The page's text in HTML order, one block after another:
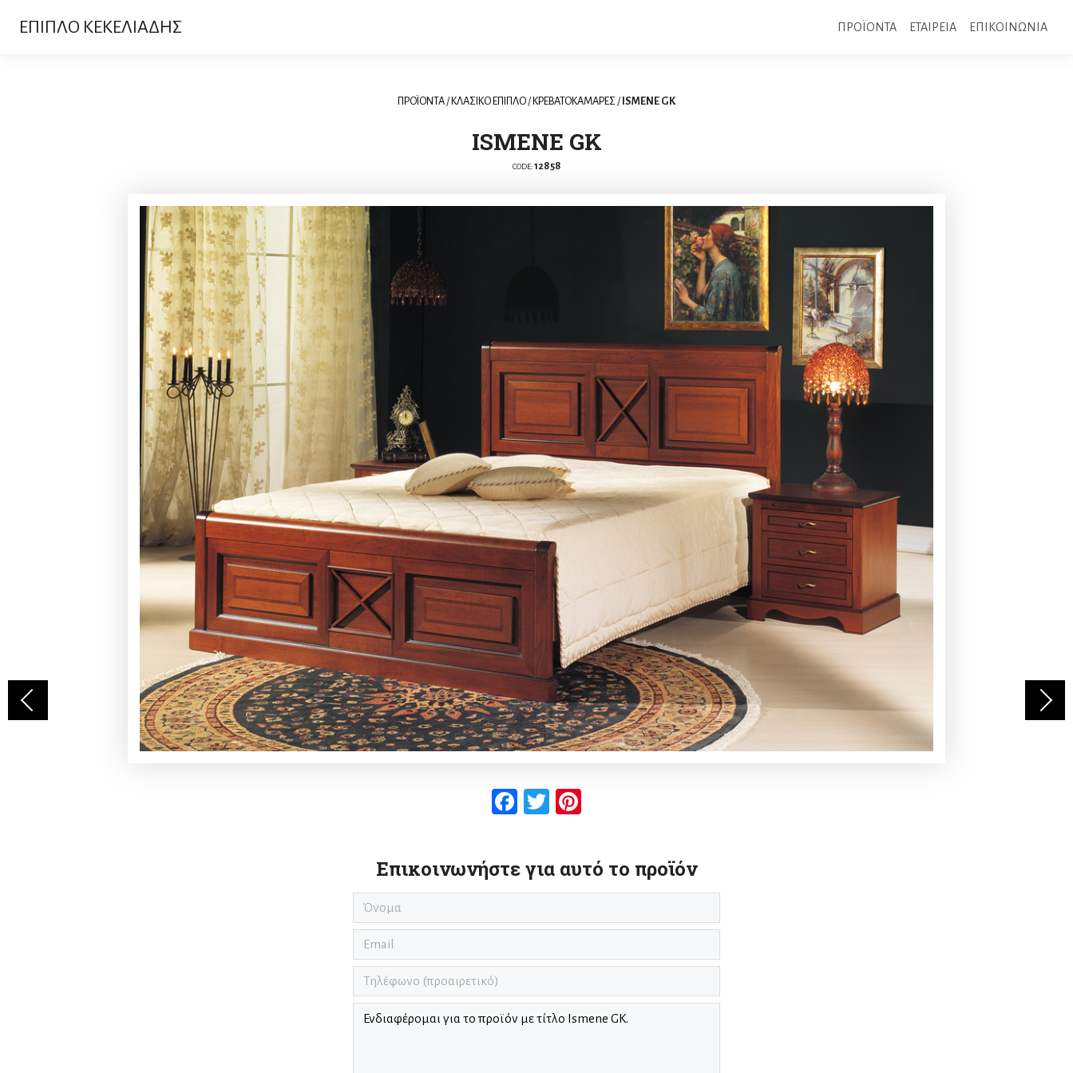
ΕΠΙΠΛΟ ΚΕΚΕΛΙΑΔΗΣ ΠΡΟΪΟΝΤΑ ΕΤΑΙΡΕΙΑ ΕΠΙΚΟΙΝΩΝΙΑ
ΠΡΟΪΟΝΤΑ / ΚΛΑΣΙΚΟ ΕΠΙΠΛΟ / ΚΡΕΒΑΤΟΚΑΜΑΡΕΣ / ISMENE GK
ISMENE GK
CODE: 12858
Facebook
Twitter
Επικοινωνήστε για αυτό το προϊόν